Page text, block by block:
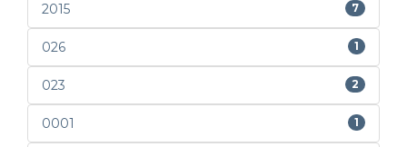
2015 7
026 1
023 2
0001 1